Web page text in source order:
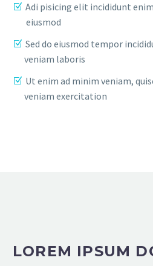
Adi pisicing elit incididunt
eiusmod
Sed do eiusmod tempor
veniam laboris
Ut enim ad minim veniam,
veniam exercitation
LOREM IPSUM